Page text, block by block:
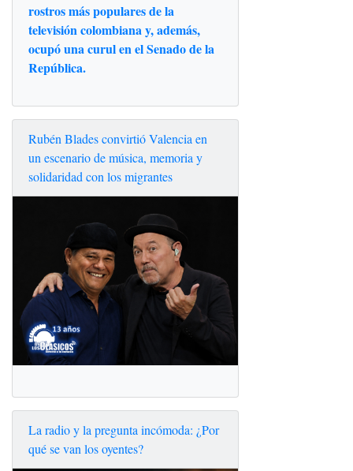
rostros más populares de la
televisión colombiana y, además,
ocupó una curul en el Senado de la
República.
Rubén Blades convirtió Valencia en
un escenario de música, memoria y
solidaridad con los migrantes
La radio y la pregunta incómoda: ¿Por
qué se van los oyentes?